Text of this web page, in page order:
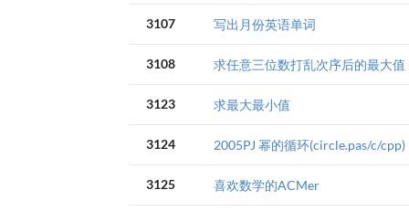
3107 写出月份英语单词
3108 求任意三位数打乱次序后的最大值
3123 求最大最小值
3124 2005PJ 幂的循环(circle.pas/c/cpp)
3125 喜欢数学的ACMer